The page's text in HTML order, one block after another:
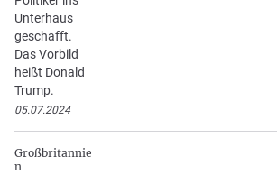
Unterhaus
geschafft.
Das Vorbild
heißt Donald
Trump.
05.07.2024
Großbritannie
n